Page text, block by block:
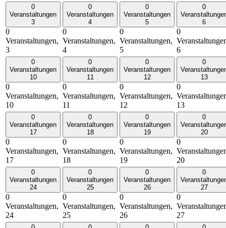
0
Veranstaltungen
3
0
Veranstaltungen,
3
0
Veranstaltungen
4
0
Veranstaltungen,
4
0
Veranstaltungen
5
0
Veranstaltungen,
5
0
6
0
6
0
Veranstaltungen
10
0
Veranstaltungen,
10
0
Veranstaltungen
11
0
Veranstaltungen,
11
0
Veranstaltungen
12
0
Veranstaltungen,
12
0
13
0
13
0
Veranstaltungen
17
0
Veranstaltungen,
17
0
Veranstaltungen
18
0
Veranstaltungen,
18
0
Veranstaltungen
19
0
Veranstaltungen,
19
0
20
0
20
0
Veranstaltungen
24
0
Veranstaltungen,
24
0
Veranstaltungen
25
0
Veranstaltungen,
25
0
Veranstaltungen
26
0
Veranstaltungen,
26
0
27
0
27